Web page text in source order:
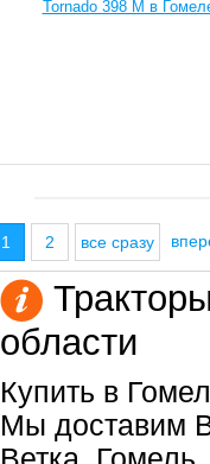
1 2 все сразу
области
Купить в
Мы доставим